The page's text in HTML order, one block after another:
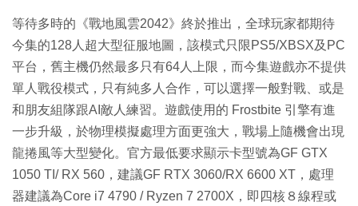
等待多時的《戰地風雲2042》終於推出，全球玩家都期待
今集的128人超大型征服地圖，該模式只限PS5/XBSX及PC
平台，舊主機仍然最多只有64人上限，而今集遊戲亦不提供
單人戰役模式，只有純多人合作，可以選擇一般對戰、或是
和朋友組隊跟AI敵人練習。遊戲使用的 Frostbite 引擎有進
一步升級，於物理模擬處理方面更強大，戰場上隨機會出現
龍捲風等大型變化。官方最低要求顯示卡型號為GF GTX
1050 TI/ RX 560，建議GF RTX 3060/RX 6600 XT，處理
器建議為Core i7 4790 / Ryzen 7 2700X，即四核８線程或